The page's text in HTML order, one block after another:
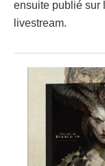
ensuite publié sur
livestream.